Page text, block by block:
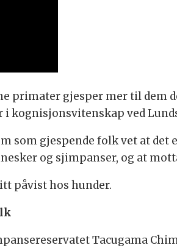
primater gjesper mer til dem
i kognisjonsvitenskap ved
som gjespende folk vet at det
og sjimpanser, og at
påvist hos hunder.
Tacugama